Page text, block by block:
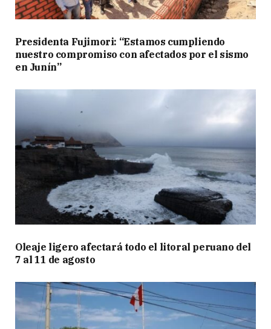
Presidenta Fujimori: “Estamos cumpliendo
nuestro compromiso con afectados por el sismo
en Junín”
Oleaje ligero afectará todo el litoral peruano del
7 al 11 de agosto